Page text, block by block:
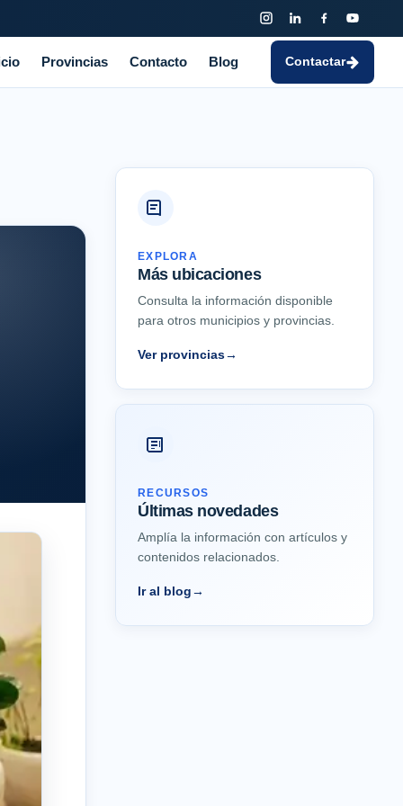
Provincias Contacto Blog Contactar
EXPLORA
Más ubicaciones
Consulta la información disponible
para otros municipios y provincias.
Ver provincias→
RECURSOS
Últimas novedades
Amplía la información con artículos y
contenidos relacionados.
Ir al blog→